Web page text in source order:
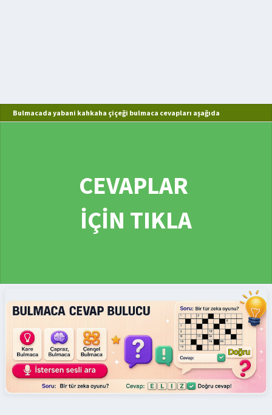
Bulmacada yabani kahkaha çiçeği bulmaca cevapları aşağıda
CEVAPLAR
İÇİN TIKLA